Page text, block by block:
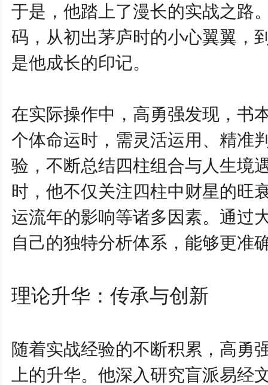
于是，他踏上了漫长的实战之路
码，从初出茅庐时的小心翼翼，
是他成长的印记。
在实际操作中， 高勇强发现，书
个体命运时，需灵活运用、精准
验，不断总结四柱组合与人生境
时，他不仅关注四柱中财星的旺
运流年的影响等诸多因素。通过
自己的独特分析体系，能够更准
理论升华：传承与创新
随着实战经验的不断积累， 高勇
上的升华。他深入研究盲派易